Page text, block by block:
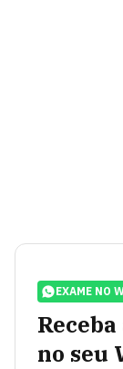
EXAME NO
no seu